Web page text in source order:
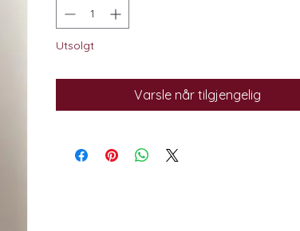
Utsolgt
Varsle når tilgjengelig